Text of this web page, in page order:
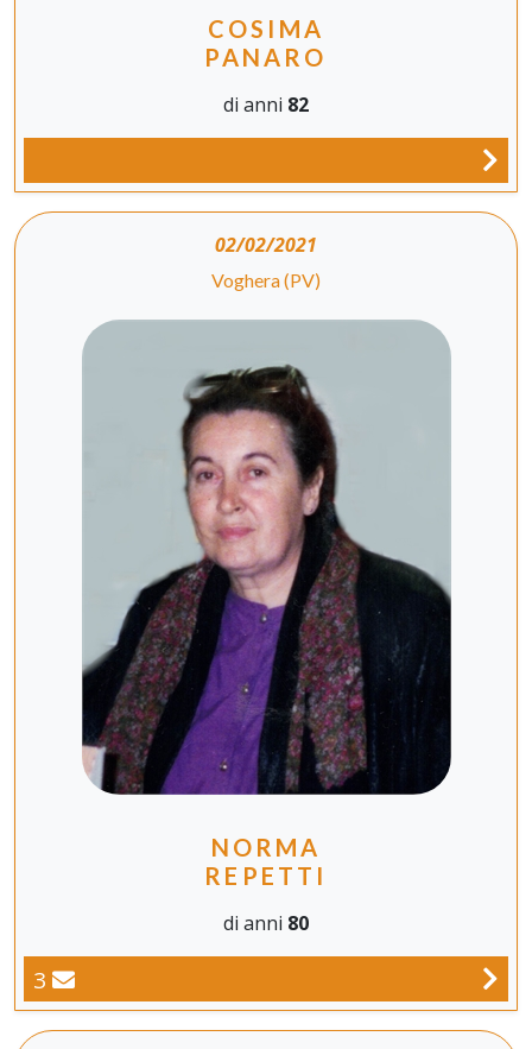
COSIMA
PANARO
di anni 82
02/02/2021
Voghera (PV)
NORMA
REPETTI
di anni 80
3